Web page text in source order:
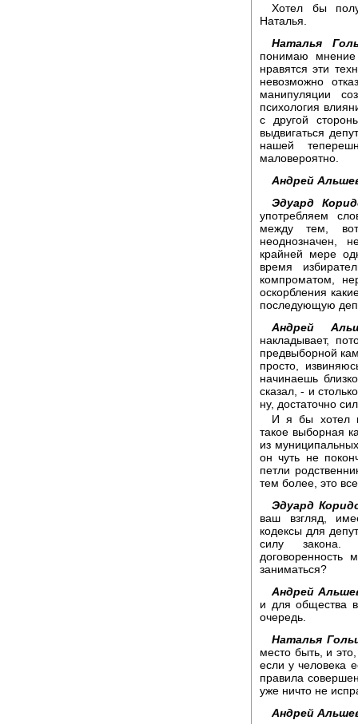
Хотел бы
Наталья.
Наталья
понимаю
нравятся эти
невозможно
манипуляции
психология
с другой
выдвигаться
нашей
маловероятно.
Андрей
Эдуард
употребляем
между тем,
неоднозначен,
крайней мере
время
компроматом,
оскорбления
последующую
Андрей
накладывает,
предвыборной
просто,
начинаешь
сказал, - и
ну, достаточно
И я бы хотел
такое выборная
из
он чуть не
петли
тем более, это
Эдуард
ваш взгляд,
кодексы для
силу закона.
заниматься?
Андрей
и для общества
очередь.
Наталья
место быть, и
если у человека
правила
уже ничто не
Андрей